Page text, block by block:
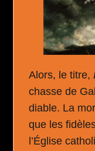
Alors, le titre,
chasse de
diable. La
que les
l’Église